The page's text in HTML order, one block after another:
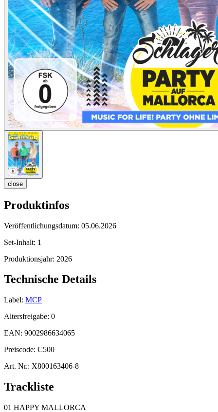
close
Produktinfos
Veröffentlichungsdatum: 05.06.2026
Set-Inhalt: 1
Produktionsjahr: 2026
Technische Details
Label: MCP
Altersfreigabe: 0
EAN: 9002986634065
Preiscode: C500
Art. Nr.: X800163406-8
Trackliste
01 HAPPY MALLORCA